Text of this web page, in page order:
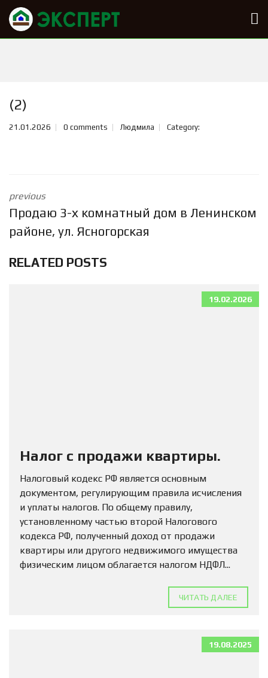
(2)
21.01.2026 0 comments Людмила Category:
previous
Продаю 3-х комнатный дом в Ленинском
районе, ул. Ясногорская
RELATED POSTS
19.02.2026
Налог с продажи квартиры.
Налоговый кодекс РФ является основным
документом, регулирующим правила исчисления
и уплаты налогов. По общему правилу,
установленному частью второй Налогового
кодекса РФ, полученный доход от продажи
квартиры или другого недвижимого имущества
физическим лицом облагается налогом НДФЛ...
ЧИТАТЬ ДАЛЕЕ
19.08.2025